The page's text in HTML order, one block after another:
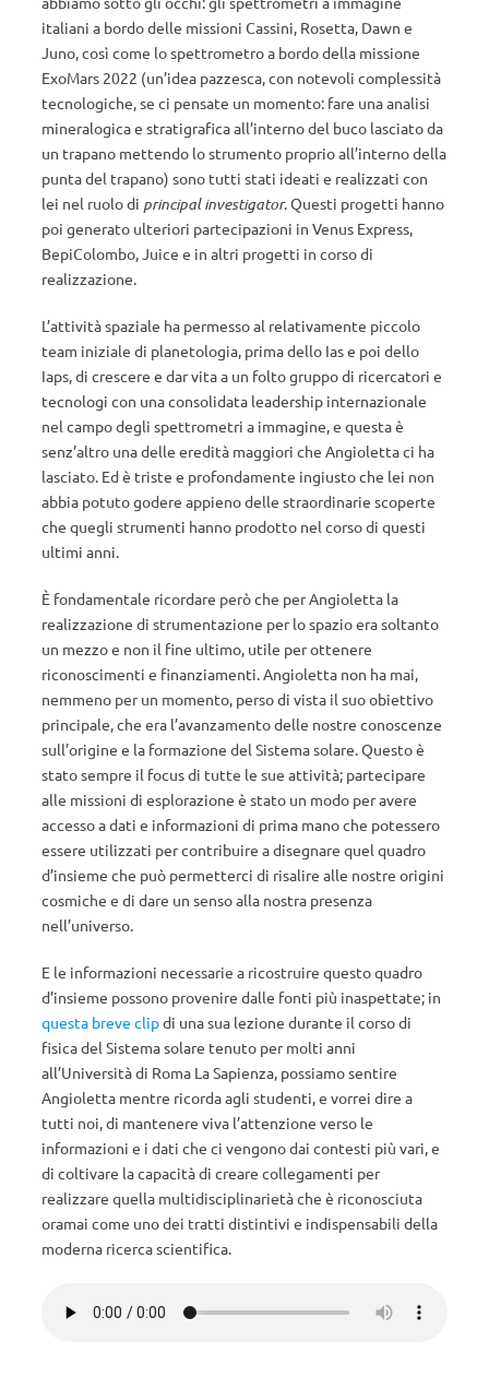
italiani a bordo delle missioni Cassini, Rosetta, Dawn e
Juno, così come lo spettrometro a bordo della missione
ExoMars 2022 (un’idea pazzesca, con notevoli complessità
tecnologiche, se ci pensate un momento: fare una analisi
mineralogica e stratigrafica all’interno del buco lasciato da
un trapano mettendo lo strumento proprio all’interno della
punta del trapano) sono tutti stati ideati e realizzati con
lei nel ruolo di principal investigator. Questi progetti hanno
poi generato ulteriori partecipazioni in Venus Express,
BepiColombo, Juice e in altri progetti in corso di
realizzazione.
L’attività spaziale ha permesso al relativamente piccolo
team iniziale di planetologia, prima dello Ias e poi dello
Iaps, di crescere e dar vita a un folto gruppo di ricercatori e
tecnologi con una consolidata leadership internazionale
nel campo degli spettrometri a immagine, e questa è
senz’altro una delle eredità maggiori che Angioletta ci ha
lasciato. Ed è triste e profondamente ingiusto che lei non
abbia potuto godere appieno delle straordinarie scoperte
che quegli strumenti hanno prodotto nel corso di questi
ultimi anni.
È fondamentale ricordare però che per Angioletta la
realizzazione di strumentazione per lo spazio era soltanto
un mezzo e non il fine ultimo, utile per ottenere
riconoscimenti e finanziamenti. Angioletta non ha mai,
nemmeno per un momento, perso di vista il suo obiettivo
principale, che era l’avanzamento delle nostre conoscenze
sull’origine e la formazione del Sistema solare. Questo è
stato sempre il focus di tutte le sue attività; partecipare
alle missioni di esplorazione è stato un modo per avere
accesso a dati e informazioni di prima mano che potessero
essere utilizzati per contribuire a disegnare quel quadro
d’insieme che può permetterci di risalire alle nostre origini
cosmiche e di dare un senso alla nostra presenza
nell’universo.
E le informazioni necessarie a ricostruire questo quadro
d’insieme possono provenire dalle fonti più inaspettate; in
questa breve clipdi una sua lezione durante il corso di
fisica del Sistema solare tenuto per molti anni
all’Università di Roma La Sapienza, possiamo sentire
Angioletta mentre ricorda agli studenti, e vorrei dire a
tutti noi, di mantenere viva l’attenzione verso le
informazioni e i dati che ci vengono dai contesti più vari, e
di coltivare la capacità di creare collegamenti per
realizzare quella multidisciplinarietà che è riconosciuta
oramai come uno dei tratti distintivi e indispensabili della
moderna ricerca scientifica.